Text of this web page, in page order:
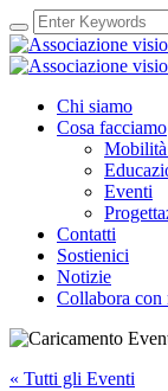
Chi siamo
Cosa facciamo
Mobilità
Eventi
Contatti
Sostienici
Notizie
Collabora con
« Tutti gli Eventi